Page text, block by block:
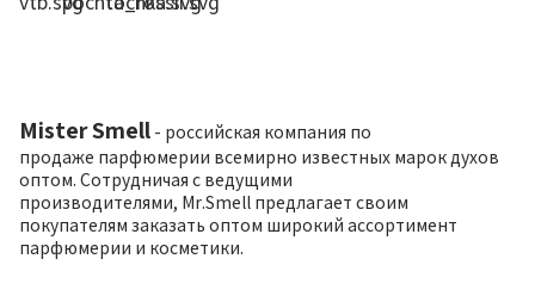
Mister Smell - российская компания по
продаже парфюмерии всемирно известных марок духов
оптом. Сотрудничая с ведущими
производителями, Mr.Smell предлагает своим
покупателям заказать оптом широкий ассортимент
парфюмерии и косметики.